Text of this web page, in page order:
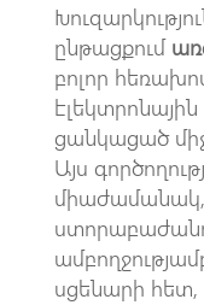
ընթացքում
բոլոր
ցանկացած
Այս
միաժամանակ,
սցենարի հետ,